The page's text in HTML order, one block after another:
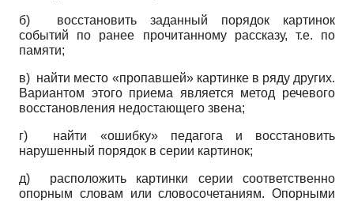
б) восстановить заданный порядок картинок
событий по ранее прочитанному рассказу, т.е. по
памяти;
в) найти место «пропавшей» картинке в ряду других.
Вариантом этого приема является метод речевого
восстановления недостающего звена;
г) найти «ошибку» педагога и восстановить
нарушенный порядок в серии картинок;
д) расположить картинки серии соответственно
опорным словам или словосочетаниям. Опорными